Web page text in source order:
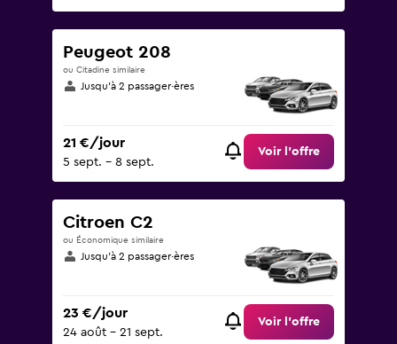
Peugeot 208
ou Citadine similaire
Jusqu’à 2 passager·ères
21 €/jour
5 sept. - 8 sept.
Voir l’offre
Citroen C2
ou Économique similaire
Jusqu’à 2 passager·ères
23 €/jour
24 août - 21 sept.
Voir l’offre